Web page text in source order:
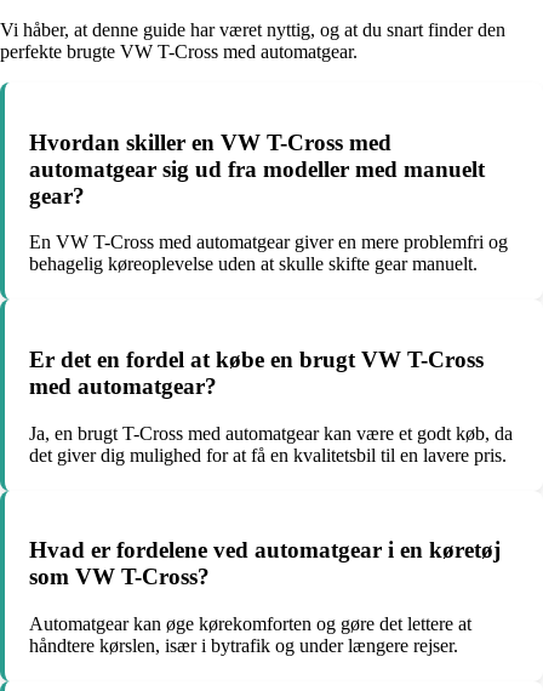
Vi håber, at denne guide har været nyttig, og at du snart finder den
perfekte brugte VW T-Cross med automatgear.
Hvordan skiller en VW T-Cross med
automatgear sig ud fra modeller med manuelt
gear?
En VW T-Cross med automatgear giver en mere problemfri og
behagelig køreoplevelse uden at skulle skifte gear manuelt.
Er det en fordel at købe en brugt VW T-Cross
med automatgear?
Ja, en brugt T-Cross med automatgear kan være et godt køb, da
det giver dig mulighed for at få en kvalitetsbil til en lavere pris.
Hvad er fordelene ved automatgear i en køretøj
som VW T-Cross?
Automatgear kan øge kørekomforten og gøre det lettere at
håndtere kørslen, især i bytrafik og under længere rejser.